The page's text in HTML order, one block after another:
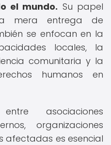
el mundo. Su papel
mera entrega de
se enfocan en la
locales, la
comunitaria y la
humanos en
asociaciones
organizaciones
afectadas es esencial